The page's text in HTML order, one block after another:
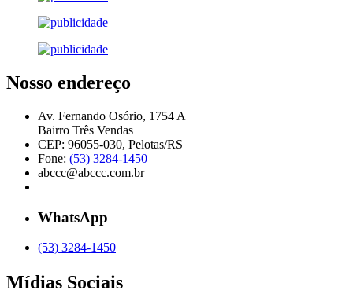
Nosso endereço
Av. Fernando Osório, 1754 A
Bairro Três Vendas
CEP: 96055-030, Pelotas/RS
Fone: (53) 3284-1450
abccc@abccc.com.br
WhatsApp
(53) 3284-1450
Mídias Sociais